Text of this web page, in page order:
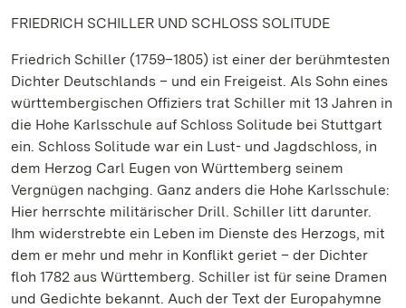
FRIEDRICH SCHILLER UND SCHLOSS SOLITUDE
Friedrich Schiller (1759–1805) ist einer der berühmtesten
Dichter Deutschlands – und ein Freigeist. Als Sohn eines
württembergischen Offiziers trat Schiller mit 13 Jahren in
die Hohe Karlsschule auf Schloss Solitude bei Stuttgart
ein. Schloss Solitude war ein Lust- und Jagdschloss, in
dem Herzog Carl Eugen von Württemberg seinem
Vergnügen nachging. Ganz anders die Hohe Karlsschule:
Hier herrschte militärischer Drill. Schiller litt darunter.
Ihm widerstrebte ein Leben im Dienste des Herzogs, mit
dem er mehr und mehr in Konflikt geriet – der Dichter
floh 1782 aus Württemberg. Schiller ist für seine Dramen
und Gedichte bekannt. Auch der Text der Europahymne